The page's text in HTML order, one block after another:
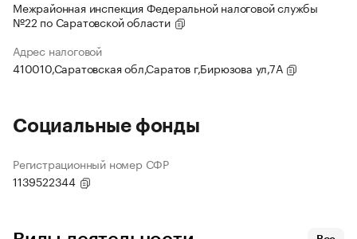
Межрайонная инспекция Федеральной налоговой службы
№22 по Саратовской области
Адрес налоговой
410010,Саратовская обл,Саратов г,Бирюзова ул,7А
Социальные фонды
Регистрационный номер СФР
1139522344